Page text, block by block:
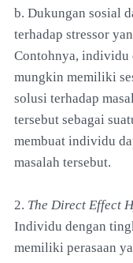
b. Dukungan sosial
terhadap stressor
Contohnya, individu
mungkin memiliki
solusi terhadap
tersebut sebagai
membuat individu
masalah tersebut.
2. The Direct Effect
Individu dengan
memiliki perasaan